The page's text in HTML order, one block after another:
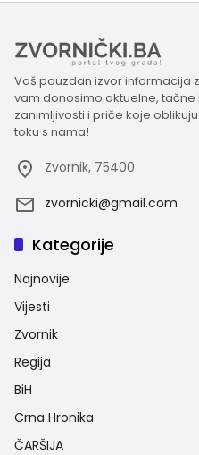
Vaš pouzdan izvor informacija
vam donosimo aktuelne, tačne
zanimljivosti i priče koje
toku s nama!
Zvornik, 75400
zvornicki@gmail.com
Kategorije
Najnovije
Vijesti
Zvornik
Regija
BiH
Crna Hronika
ČARŠIJA